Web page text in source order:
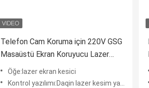
Telefon Cam Koruma için 220V GSG
Masaüstü Ekran Koruyucu Lazer
Kesim Makinesi
Öğe:lazer ekran kesici
Kontrol yazılımı:Daqin lazer kesim yazılımı